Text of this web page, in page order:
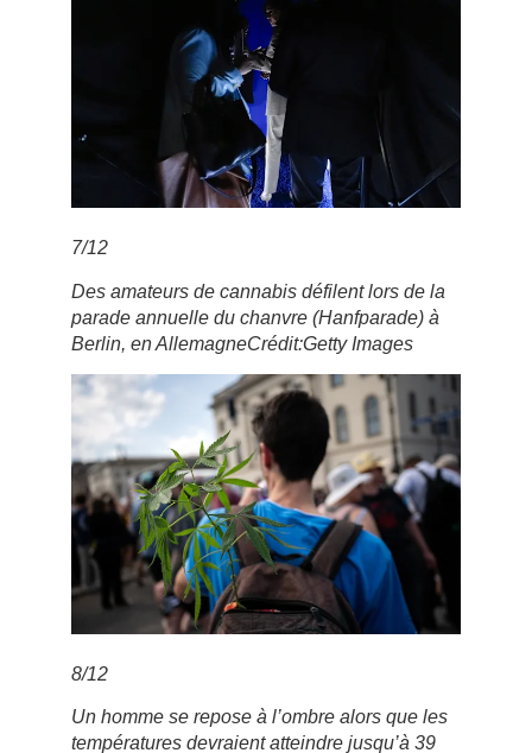
7/12
Des amateurs de cannabis défilent lors de la
parade annuelle du chanvre (Hanfparade) à
Berlin, en AllemagneCrédit:Getty Images
8/12
Un homme se repose à l’ombre alors que les
températures devraient atteindre jusqu’à 39